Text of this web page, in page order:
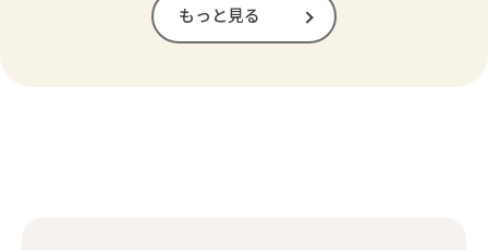
もっと見る